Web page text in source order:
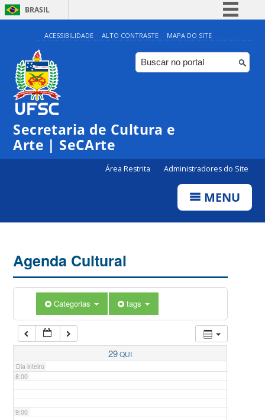
BRASIL
Simplifique!
Comunica BR
Participe
ACESSIBILIDADE ALTO CONTRASTE MAPA DO SITE
Secretaria de Cultura e
Arte | SeCArte
Área Restrita Administradores do Site
MENU
Agenda Cultural
Categorias tags
29QUI
Dia inteiro
0:00
1:00
5:00
7:00
8:00
9:00